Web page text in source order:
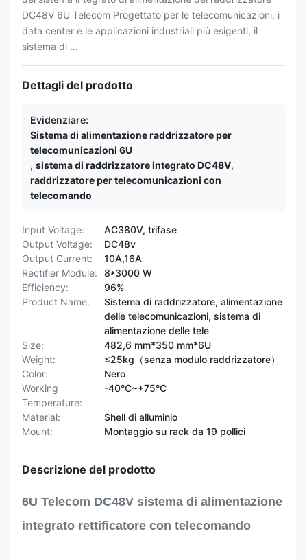
DC48V 6U Telecom Progettato per le telecomunicazioni, i
data center e le applicazioni industriali più esigenti, il
sistema di ...
Dettagli del prodotto
Evidenziare:
Sistema di alimentazione raddrizzatore per
telecomunicazioni 6U
, sistema di raddrizzatore integrato DC48V,
raddrizzatore per telecomunicazioni con
telecomando
Input Voltage:
AC380V, trifase
Output Voltage:
DC48v
Output Current:
10A,16A
Rectifier Module:
8*3000 W
Efficiency:
96%
Product Name:
Sistema di raddrizzatore, alimentazione
delle telecomunicazioni, sistema di
alimentazione delle tele
Size:
482,6 mm*350 mm*6U
Weight:
≤25kg（senza modulo raddrizzatore）
Color:
Nero
Working
Temperature:
-40°C~+75°C
Material:
Shell di alluminio
Mount:
Montaggio su rack da 19 pollici
Descrizione del prodotto
6U Telecom DC48V sistema di alimentazione
integrato rettificatore con telecomando